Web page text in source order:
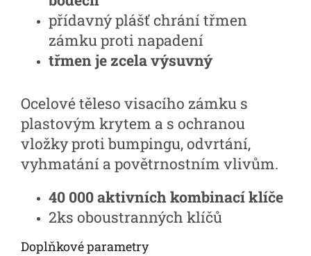
přídavný plášť chrání třmen
zámku proti napadení
třmen je zcela výsuvný
Ocelové těleso visacího zámku s
plastovým krytem a s ochranou
vložky proti bumpingu, odvrtání,
vyhmatání a povětrnostním vlivům.
40 000 aktivních kombinací klíče
2ks oboustranných klíčů
Doplňkové parametry